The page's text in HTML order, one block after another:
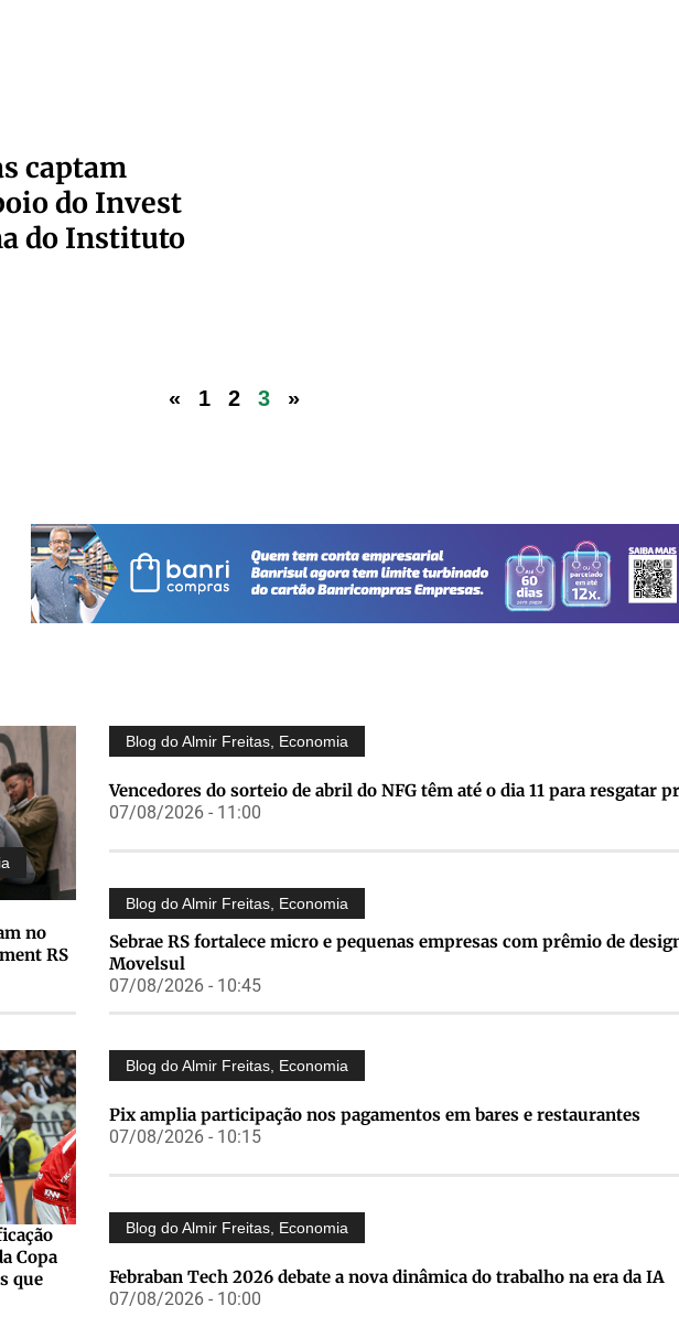
captam
do Invest
do Instituto
« 1 2 3 »
no
RS
Blog do Almir Freitas Economia
Vencedores do sorteio de abril do NFG têm até o dia 11 para resgatar
07/08/2026 - 11:00
Blog do Almir Freitas Economia
Sebrae RS fortalece micro e pequenas empresas com prêmio de
Movelsul
07/08/2026 - 10:45
Copa
que
Blog do Almir Freitas Economia
Pix amplia participação nos pagamentos em bares e restaurantes
07/08/2026 - 10:15
Blog do Almir Freitas Economia
Febraban Tech 2026 debate a nova dinâmica do trabalho na era da IA
07/08/2026 - 10:00